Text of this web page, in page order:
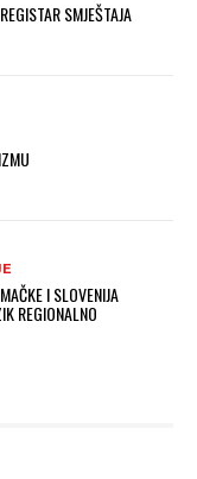
SMJEŠTAJA
I SLOVENIJA
REGIONALNO